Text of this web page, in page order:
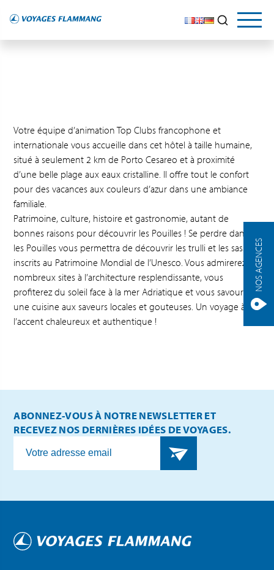
NOS AGENCES
Votre équipe d’animation Top Clubs francophone et
internationale vous accueille dans cet hôtel à taille humaine,
situé à seulement 2 km de Porto Cesareo et à proximité
d’une belle plage aux eaux cristalline. Il offre tout le confort
pour des vacances aux couleurs d’azur dans une ambiance
familiale.
Patrimoine, culture, histoire et gastronomie, autant de
bonnes raisons pour découvrir les Pouilles ! Se perdre dans
les Pouilles vous permettra de découvrir les trulli et les sassi,
inscrits au Patrimoine Mondial de l’Unesco. Vous admirerez les
nombreux sites à l’architecture resplendissante, vous
profiterez du soleil face à la mer Adriatique et vous savourerez
une cuisine aux saveurs locales et gouteuses. Un voyage à
l’accent chaleureux et authentique !
ABONNEZ-VOUS À NOTRE NEWSLETTER ET
RECEVEZ NOS DERNIÈRES IDÉES DE VOYAGES.